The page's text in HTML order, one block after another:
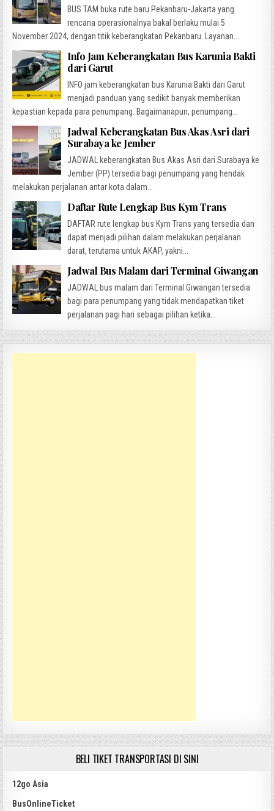
BUS TAM buka rute baru Pekanbaru-Jakarta yang
rencana operasionalnya bakal berlaku mulai 5
November 2024, dengan titik keberangkatan Pekanbaru. Layanan...
Info Jam Keberangkatan Bus Karunia Bakti
dari Garut
INFO jam keberangkatan bus Karunia Bakti dari Garut
menjadi panduan yang sedikit banyak memberikan
kepastian kepada para penumpang. Bagaimanapun, penumpang...
Jadwal Keberangkatan Bus Akas Asri dari
Surabaya ke Jember
JADWAL keberangkatan Bus Akas Asri dari Surabaya ke
Jember (PP) tersedia bagi penumpang yang hendak
melakukan perjalanan antar kota dalam...
Daftar Rute Lengkap Bus Kym Trans
DAFTAR rute lengkap bus Kym Trans yang tersedia dan
dapat menjadi pilihan dalam melakukan perjalanan
darat, terutama untuk AKAP, yakni...
Jadwal Bus Malam dari Terminal Giwangan
JADWAL bus malam dari Terminal Giwangan tersedia
bagi para penumpang yang tidak mendapatkan tiket
perjalanan pagi hari sebagai pilihan ketika...
BELI TIKET TRANSPORTASI DI SINI
12go Asia
BusOnlineTicket